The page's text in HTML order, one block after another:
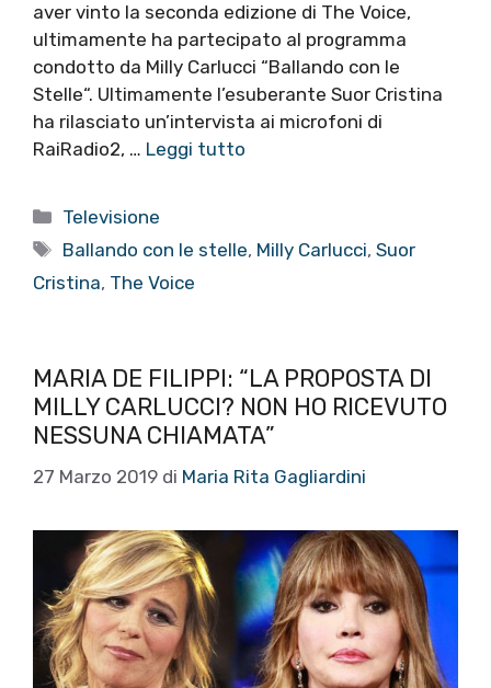
aver vinto la seconda edizione di The Voice,
ultimamente ha partecipato al programma
condotto da Milly Carlucci “Ballando con le
Stelle“. Ultimamente l’esuberante Suor Cristina
ha rilasciato un’intervista ai microfoni di
RaiRadio2, … Leggi tutto
Categorie
Televisione
Tag
Ballando con le stelle, Milly Carlucci,Suor
Cristina, The Voice
MARIA DE FILIPPI: “LA PROPOSTA DI
MILLY CARLUCCI? NON HO RICEVUTO
NESSUNA CHIAMATA”
27 Marzo 2019 di Maria Rita Gagliardini